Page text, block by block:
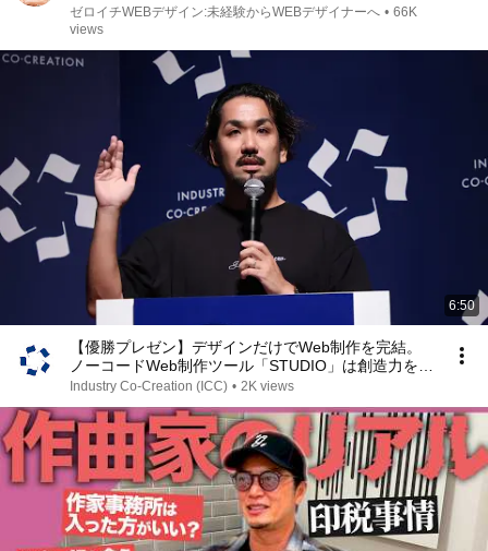
ゼロイチWEBデザイン:未経験からWEBデザイナーへ • 66K
views
6:50
【優勝プレゼン】デザインだけでWeb制作を完結。
ノーコードWeb制作ツール「STUDIO」は創造力を解
放する世界を創る（ICC KYOTO 2023）
Industry Co-Creation (ICC) • 2K views